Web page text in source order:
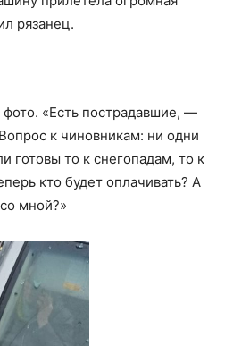
рязанец.
«Есть пострадавшие, —
к чиновникам: ни одни
готовы то к снегопадам, то к
кто будет оплачивать? А
мной?»